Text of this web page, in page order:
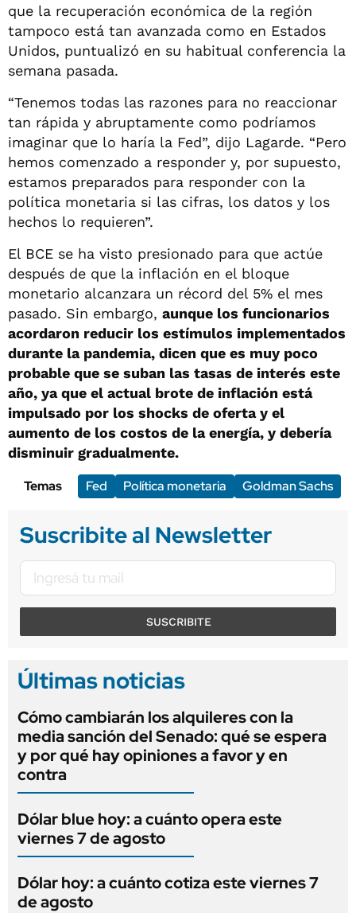
que la recuperación económica de la región
tampoco está tan avanzada como en Estados
Unidos, puntualizó en su habitual conferencia la
semana pasada.
“Tenemos todas las razones para no reaccionar
tan rápida y abruptamente como podríamos
imaginar que lo haría la Fed”, dijo Lagarde. “Pero
hemos comenzado a responder y, por supuesto,
estamos preparados para responder con la
política monetaria si las cifras, los datos y los
hechos lo requieren”.
El BCE se ha visto presionado para que actúe
después de que la inflación en el bloque
monetario alcanzara un récord del 5% el mes
pasado. Sin embargo, aunque los funcionarios
acordaron reducir los estímulos implementados
durante la pandemia, dicen que es muy poco
probable que se suban las tasas de interés este
año, ya que el actual brote de inflación está
impulsado por los shocks de oferta y el
aumento de los costos de la energía, y debería
disminuir gradualmente.
Temas
Fed Política monetaria Goldman Sachs
Suscribite al Newsletter
SUSCRIBITE
Últimas noticias
Cómo cambiarán los alquileres con la
media sanción del Senado: qué se espera
y por qué hay opiniones a favor y en
contra
Dólar blue hoy: a cuánto opera este
viernes 7 de agosto
Dólar hoy: a cuánto cotiza este viernes 7
de agosto